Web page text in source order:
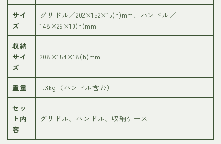
サイ
ズ
グリドル／202×152×15(h)mm、ハンドル／
148×29×10(h)mm
収納
サイ
ズ
208×154×18(h)mm
重量 1.3kg（ハンドル含む）
セッ
ト内
容
グリドル、ハンドル、収納ケース